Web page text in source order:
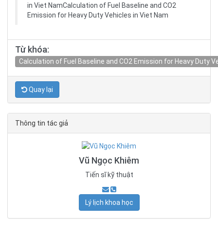
in Viet NamCalculation of Fuel Baseline and CO2
Emission for Heavy Duty Vehicles in Viet Nam
Từ khóa:
Calculation of Fuel Baseline and CO2 Emission for Heavy Duty
Quay lại
Thông tin tác giả
Vũ Ngọc Khiêm
Tiến sĩ kỹ thuật
Lý lịch khoa học